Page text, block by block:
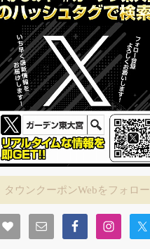
タウンクーポンWebをフォロー